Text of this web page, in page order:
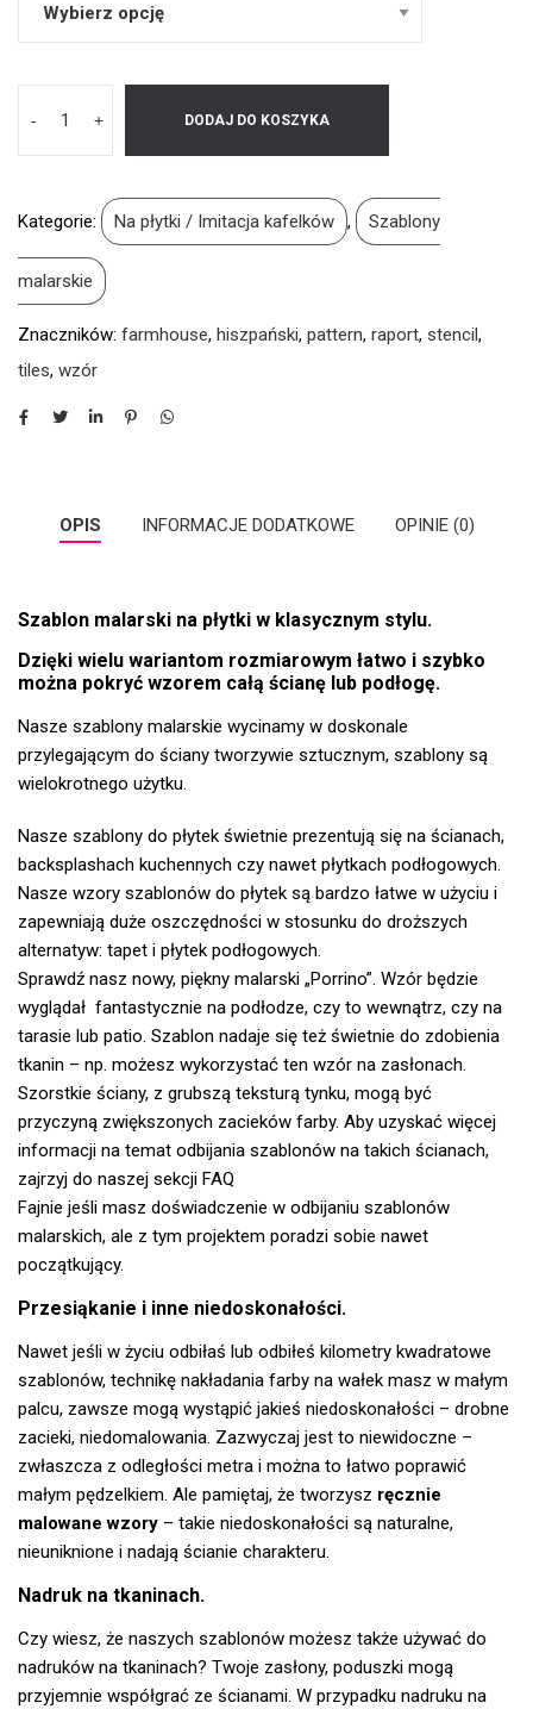
- + DODAJ DO KOSZYKA
Kategorie: Na płytki / Imitacja kafelków , Szablony
malarskie
Znaczników: farmhouse, hiszpański, pattern, raport, stencil,
tiles, wzór
OPIS INFORMACJE DODATKOWE OPINIE (0)
Szablon malarski na płytki w klasycznym stylu.
Dzięki wielu wariantom rozmiarowym łatwo i szybko
można pokryć wzorem całą ścianę lub podłogę.
Nasze szablony malarskie wycinamy w doskonale
przylegającym do ściany tworzywie sztucznym, szablony są
wielokrotnego użytku.
Nasze szablony do płytek świetnie prezentują się na ścianach,
backsplashach kuchennych czy nawet płytkach podłogowych.
Nasze wzory szablonów do płytek są bardzo łatwe w użyciu i
zapewniają duże oszczędności w stosunku do droższych
alternatyw: tapet i płytek podłogowych.
Sprawdź nasz nowy, piękny malarski „Porrino”. Wzór będzie
wyglądał fantastycznie na podłodze, czy to wewnątrz, czy na
tarasie lub patio. Szablon nadaje się też świetnie do zdobienia
tkanin – np. możesz wykorzystać ten wzór na zasłonach.
Szorstkie ściany, z grubszą teksturą tynku, mogą być
przyczyną zwiększonych zacieków farby. Aby uzyskać więcej
informacji na temat odbijania szablonów na takich ścianach,
zajrzyj do naszej sekcji FAQ
Fajnie jeśli masz doświadczenie w odbijaniu szablonów
malarskich, ale z tym projektem poradzi sobie nawet
początkujący.
Przesiąkanie i inne niedoskonałości.
Nawet jeśli w życiu odbiłaś lub odbiłeś kilometry kwadratowe
szablonów, technikę nakładania farby na wałek masz w małym
palcu, zawsze mogą wystąpić jakieś niedoskonałości – drobne
zacieki, niedomalowania. Zazwyczaj jest to niewidoczne –
zwłaszcza z odległości metra i można to łatwo poprawić
małym pędzelkiem. Ale pamiętaj, że tworzysz ręcznie
malowane wzory – takie niedoskonałości są naturalne,
nieuniknione i nadają ścianie charakteru.
Nadruk na tkaninach.
Czy wiesz, że naszych szablonów możesz także używać do
nadruków na tkaninach? Twoje zasłony, poduszki mogą
przyjemnie współgrać ze ścianami. W przypadku nadruku na